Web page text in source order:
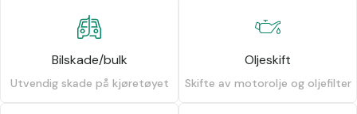
Bilskade/bulk
Utvendig skade på kjøretøyet
Oljeskift
Skifte av motorolje og oljefilter